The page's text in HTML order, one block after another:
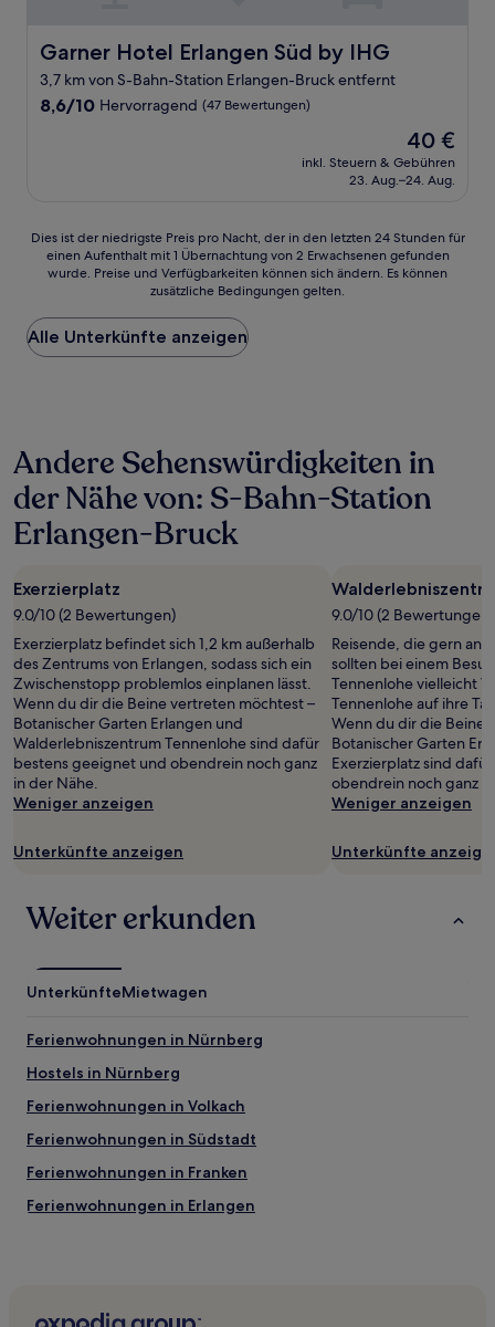
Garner Hotel Erlangen Süd by IHG
Garner Hotel Erlangen Süd by IHG
3,7 km von S-Bahn-Station Erlangen-Bruck entfernt
8.6
8,6/10 Hervorragend (47 Bewertungen)
Der
Preis
beträgt
40 €
inkl. Steuern & Gebühren
23. Aug.–24. Aug.
Dies
der
Preis
pro
Nacht,
24 Stunden
für
einen
Aufenthalt
mit
2 Erwachsenen
gefunden
wurde.
Preise
und
Verfügbarkeiten
können
sich
ändern.
Es
können
zusätzliche
gelten.
Dies ist der niedrigste Preis pro Nacht, der in den letzten 24 Stunden für
einen Aufenthalt mit 1 Übernachtung von 2 Erwachsenen gefunden
wurde. Preise und Verfügbarkeiten können sich ändern. Es können
zusätzliche Bedingungen gelten.
Alle Unterkünfte anzeigen
Andere Sehenswürdigkeiten in
der Nähe von: S-Bahn-Station
Erlangen-Bruck
Exerzierplatz
9.0/10 (2 Bewertungen)
Exerzierplatz befindet sich 1,2 km außerhalb
des Zentrums von Erlangen, sodass sich ein
Zwischenstopp problemlos einplanen lässt.
Wenn du dir die Beine vertreten möchtest –
Botanischer Garten Erlangen und
Walderlebniszentrum Tennenlohe sind dafür
bestens geeignet und obendrein noch ganz
in der Nähe.
Weniger anzeigen
Unterkünfte anzeigen
9.0/10 (2 Bewertungen)
Reisende, die gern an
sollten bei einem
Tennenlohe vielleicht
Tennenlohe auf ihre
Wenn du dir die Beine
Botanischer Garten
Exerzierplatz sind
obendrein noch ganz
Weniger anzeigen
Unterkünfte
Weiter erkunden
UnterkünfteMietwagen
Ferienwohnungen in Nürnberg
Hostels in Nürnberg
Ferienwohnungen in Volkach
Ferienwohnungen in Südstadt
Ferienwohnungen in Franken
Ferienwohnungen in Erlangen